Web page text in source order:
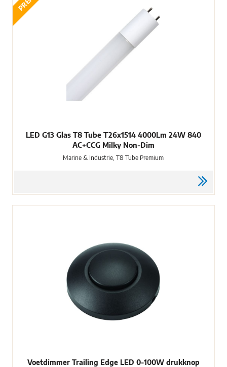
LED G13 Glas T8 Tube T26x1514 4000Lm 24W 840
AC+CCG Milky Non-Dim
Marine & Industrie, T8 Tube Premium
Voetdimmer Trailing Edge LED 0-100W drukknop